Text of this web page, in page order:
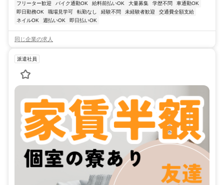
フリーター歓迎
バイク通勤OK 給料前払いOK 大量募集 学歴不問
車通勤OK
即日勤務OK
職場見学可 転勤なし 経験不問 未経験者歓迎
交通費全額支給
ネイルOK
週払いOK 即日払いOK
同じ企業の求人
派遣社員